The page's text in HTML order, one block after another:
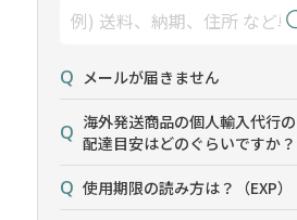
メールが届きません
海外発送商品の個人輸入代行の
配達目安はどのぐらいですか？
使用期限の読み方は？（EXP）